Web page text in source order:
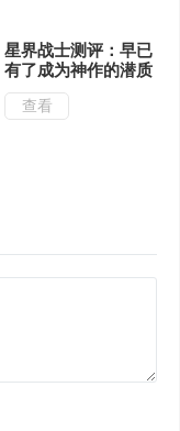
星界战士测评：早已
有了成为神作的潜质
查看